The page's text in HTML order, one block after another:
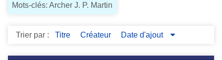
Mots-clés: Archer J. P. Martin
Trier par : Titre Créateur Date d'ajout